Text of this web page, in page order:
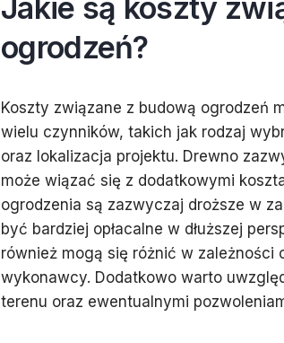
Jakie są koszty
ogrodzeń?
Koszty związane z budową ogrodzeń
wielu czynników, takich jak rodzaj
oraz lokalizacja projektu. Drewno
może wiązać się z dodatkowymi
ogrodzenia są zazwyczaj droższe w
być bardziej opłacalne w dłuższej
również mogą się różnić w zależności
wykonawcy. Dodatkowo warto
terenu oraz ewentualnymi